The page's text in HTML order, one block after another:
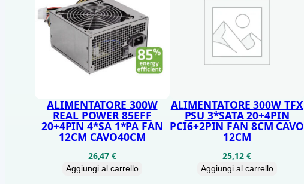
ALIMENTATORE 300W
REAL POWER 85EFF
20+4PIN 4*SA 1*PA FAN
12CM CAVO40CM
26,47€
Aggiungi al carrello
ALIMENTATORE 300W TFX
PSU 3*SATA 20+4PIN
PCI6+2PIN FAN 8CM CAVO
12CM
25,12 €
Aggiungi al carrello